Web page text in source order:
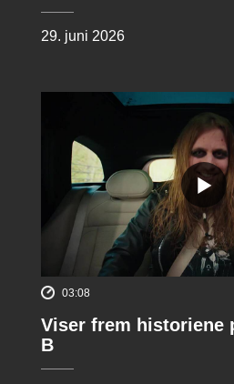
29. juni 2026
03:08
Viser frem historiene
B